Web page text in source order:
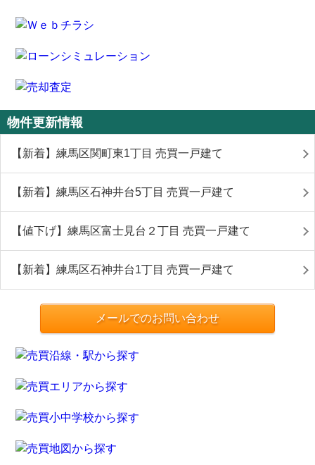
物件更新情報
【新着】練馬区関町東1丁目 売買一戸建て
【新着】練馬区石神井台5丁目 売買一戸建て
【値下げ】練馬区富士見台２丁目 売買一戸建て
【新着】練馬区石神井台1丁目 売買一戸建て
メールでのお問い合わせ